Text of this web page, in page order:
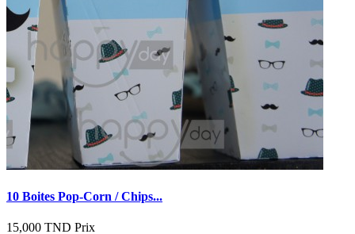
10 Boites Pop-Corn / Chips...
15,000 TND Prix